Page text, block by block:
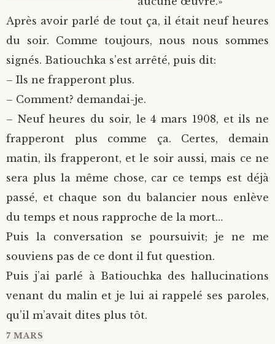
Après avoir parlé de tout ça, il était neuf heures
du soir. Comme toujours, nous nous sommes
signés. Batiouchka s’est arrêté, puis dit:
– Ils ne frapperont plus.
– Comment? demandai-je.
– Neuf heures du soir, le 4 mars 1908, et ils ne
frapperont plus comme ça. Certes, demain
matin, ils frapperont, et le soir aussi, mais ce ne
sera plus la même chose, car ce temps est déjà
passé, et chaque son du balancier nous enlève
du temps et nous rapproche de la mort…
Puis la conversation se poursuivit; je ne me
souviens pas de ce dont il fut question.
Puis j’ai parlé à Batiouchka des hallucinations
venant du malin et je lui ai rappelé ses paroles,
qu’il m’avait dites plus tôt.
7 MARS